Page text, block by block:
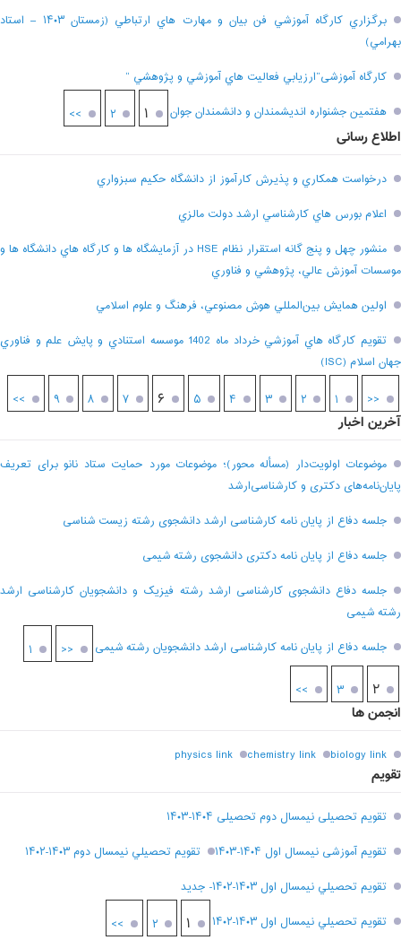
برگزاري کارگاه آموزشي فن بيان و مهارت هاي ارتباطي (زمستان ۱۴۰۳ – استاد
بهرامي)
کارگاه آموزشی”ارزيابي فعاليت هاي آموزشي و پژوهشي “
هفتمين جشنواره انديشمندان و دانشمندان جوان
۱ ۲ >>
اطلاع رسانی
درخواست همکاري و پذيرش کارآموز از دانشگاه حکيم سبزواري
اعلام بورس هاي کارشناسي ارشد دولت مالزي
منشور چهل و پنج گانه استقرار نظام HSE در آزمايشگاه ها و کارگاه هاي دانشگاه ها و
موسسات آموزش عالي، پژوهشي و فناوري
اولين همايش بين‌المللي هوش مصنوعي، فرهنگ و علوم اسلامي
تقويم کارگاه هاي آموزشي خرداد ماه 1402 موسسه استنادي و پايش علم و فناوري
جهان اسلام (ISC)
<< ۱ ۲ ۳ ۴ ۵ ۶ ۷ ۸ ۹ >>
آخرین اخبار
موضوعات اولویت‌دار (مسأله محور)؛ موضوعات مورد حمایت ستاد نانو برای تعریف
پایان‌نامه‌های دکتری و کارشناسی‌ارشد
جلسه دفاع از پایان نامه کارشناسی ارشد دانشجوی رشته زیست شناسی
جلسه دفاع از پایان نامه دکتری دانشجوی رشته شیمی
جلسه دفاع دانشجوی کارشناسی ارشد رشته فیزیک و دانشجویان کارشناسی ارشد
رشته شیمی
جلسه دفاع از پایان نامه کارشناسی ارشد دانشجویان رشته شیمی
<< ۱
۲ ۳ >>
انجمن ها
biology link
chemistry link
physics link
تقویم
تقویم تحصیلی نیمسال دوم تحصیلی ۱۴۰۴-۱۴۰۳
تقویم آموزشی نیمسال اول ۱۴۰۴-۱۴۰۳
تقويم تحصيلي نيمسال دوم ۱۴۰۳-۱۴۰۲
تقويم تحصيلي نيمسال اول ۱۴۰۳-۱۴۰۲- جديد
تقويم تحصيلي نيمسال اول ۱۴۰۳-۱۴۰۲
۱ ۲ >>